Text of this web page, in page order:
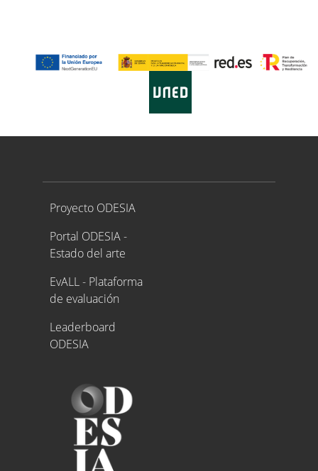
Proyecto ODESIA
Proyecto ODESIA
Portal ODESIA -
Estado del arte
EvALL - Plataforma
de evaluación
Leaderboard
ODESIA